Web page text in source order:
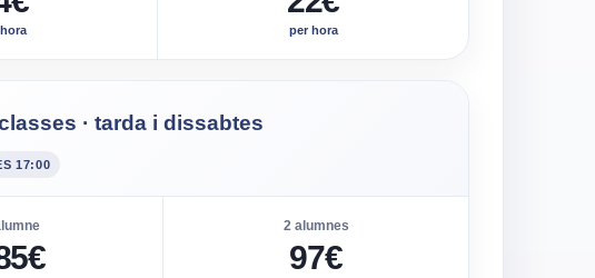
per hora
· tarda i dissabtes
17:00
2 alumnes
97€